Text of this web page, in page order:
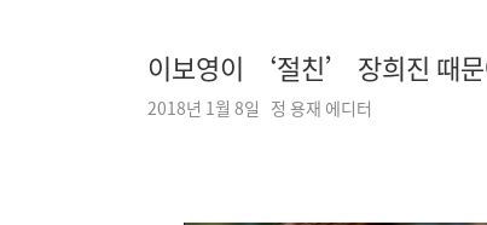
이보영이 ‘절친’ 장희진 때
2018년 1월 8일 정 용재 에디터